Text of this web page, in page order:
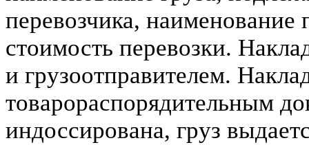
перевозчика, наименование
стоимость перевозки.
и грузоотправителем.
товарораспорядительным
индоссирована, груз